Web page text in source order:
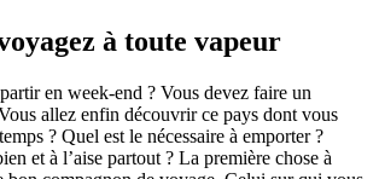
à toute vapeur
en week-end ? Vous devez faire un
allez enfin découvrir ce pays dont vous
? Quel est le nécessaire à emporter ?
et à l’aise partout ? La première chose à